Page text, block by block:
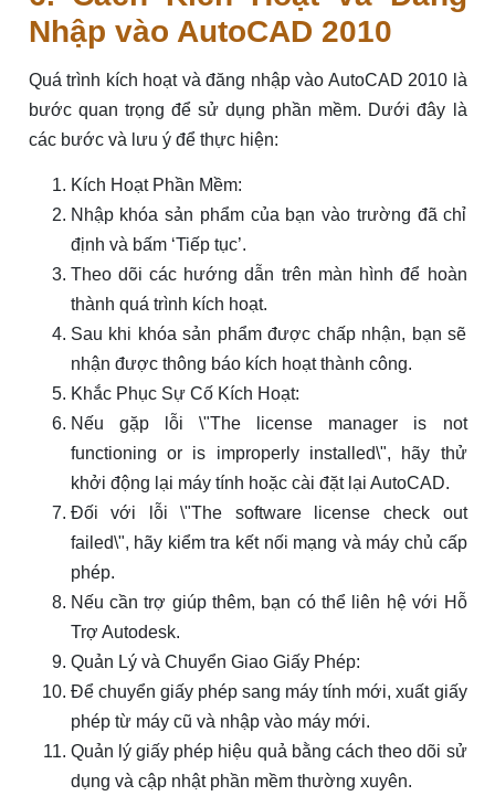
Nhập vào AutoCAD 2010
Quá trình kích hoạt và đăng nhập vào AutoCAD 2010 là
bước quan trọng để sử dụng phần mềm. Dưới đây là
các bước và lưu ý để thực hiện:
Kích Hoạt Phần Mềm:
Nhập khóa sản phẩm của bạn vào trường đã chỉ
định và bấm ‘Tiếp tục’.
Theo dõi các hướng dẫn trên màn hình để hoàn
thành quá trình kích hoạt.
Sau khi khóa sản phẩm được chấp nhận, bạn sẽ
nhận được thông báo kích hoạt thành công.
Khắc Phục Sự Cố Kích Hoạt:
Nếu gặp lỗi \"The license manager is not
functioning or is improperly installed\", hãy thử
khởi động lại máy tính hoặc cài đặt lại AutoCAD.
Đối với lỗi \"The software license check out
failed\", hãy kiểm tra kết nối mạng và máy chủ cấp
phép.
Nếu cần trợ giúp thêm, bạn có thể liên hệ với Hỗ
Trợ Autodesk.
Quản Lý và Chuyển Giao Giấy Phép:
Để chuyển giấy phép sang máy tính mới, xuất giấy
phép từ máy cũ và nhập vào máy mới.
Quản lý giấy phép hiệu quả bằng cách theo dõi sử
dụng và cập nhật phần mềm thường xuyên.